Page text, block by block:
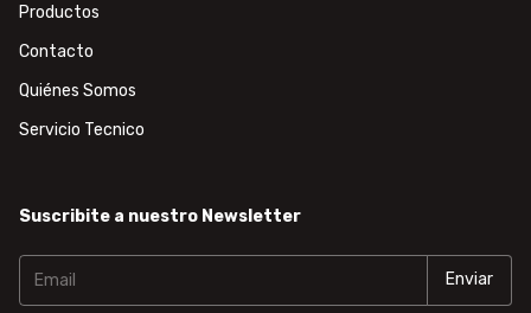
Productos
Contacto
Quiénes Somos
Servicio Tecnico
Suscribite a nuestro Newsletter